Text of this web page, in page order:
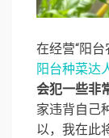
在经营“阳
阳台种菜达
会犯一些非
家违背自己
以，我在此